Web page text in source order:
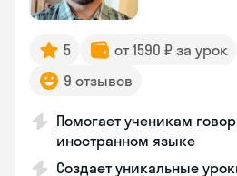
5 от 1590 ₽ за урок
9 отзывов
Помогает ученикам
иностранном языке
Создает уникальные